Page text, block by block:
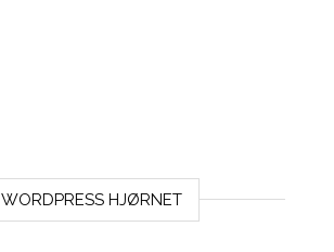
WORDPRESS HJØRNET